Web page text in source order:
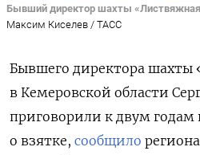
Бывший директор шахты
Максим Киселев / ТАСС
Бывшего директора шахты
в Кемеровской области
приговорили к двум годам
о взятке, сообщило